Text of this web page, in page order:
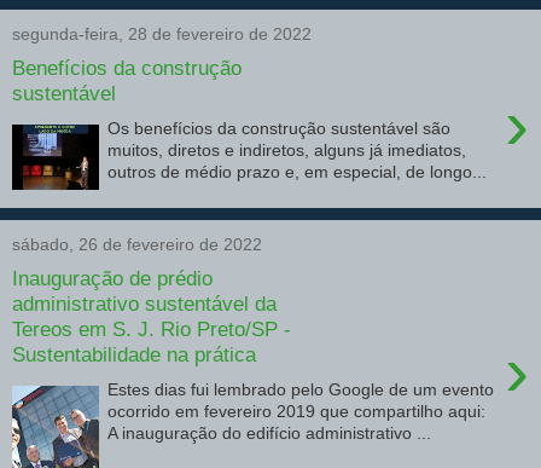
segunda-feira, 28 de fevereiro de 2022
Benefícios da construção
sustentável
›
Os benefícios da construção sustentável são
muitos, diretos e indiretos, alguns já imediatos,
outros de médio prazo e, em especial, de longo...
sábado, 26 de fevereiro de 2022
Inauguração de prédio
administrativo sustentável da
Tereos em S. J. Rio Preto/SP -
Sustentabilidade na prática
›
Estes dias fui lembrado pelo Google de um evento
ocorrido em fevereiro 2019 que compartilho aqui:
A inauguração do edifício administrativo ...